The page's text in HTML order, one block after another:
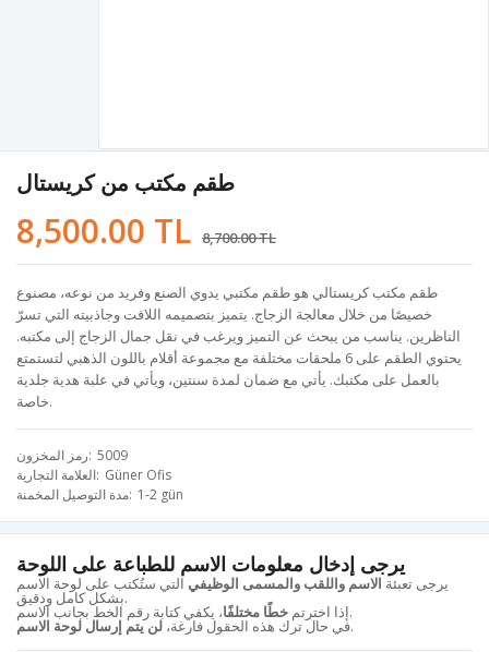
طقم مكتب من كريستال
8,500.00 TL 8,700.00 TL
طقم مكتب كريستالي هو طقم مكتبي يدوي الصنع وفريد من نوعه، مصنوع
خصيصًا من خلال معالجة الزجاج. يتميز بتصميمه اللافت وجاذبيته التي تسرّ
الناظرين. يناسب من يبحث عن التميز ويرغب في نقل جمال الزجاج إلى مكتبه.
يحتوي الطقم على 6 ملحقات مختلفة مع مجموعة أقلام باللون الذهبي لتستمتع
بالعمل على مكتبك. يأتي مع ضمان لمدة سنتين، ويأتي في علبة هدية جلدية
خاصة.
رمز المخزون 5009
العلامة التجارية Güner Ofis
مدة التوصيل المخمنة 1-2 gün
يرجى إدخال معلومات الاسم للطباعة على اللوحة
يرجى تعبئة الاسم واللقب والمسمى الوظيفي التي ستُكتب على لوحة الاسم
بشكل كامل ودقيق.
إذا اخترتم خطًا مختلفًا ، يكفي كتابة رقم الخط بجانب الاسم.
في حال ترك هذه الحقول فارغة،لن يتم إرسال لوحة الاسم .